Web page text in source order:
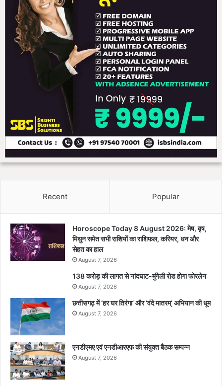
Recent Popular
Horoscope Today 8 August 2026: मेष, वृष,
मिथुन समेत सभी राशियों का राशिफल, करियर, धन और
सेहत का हाल
August 7, 2026
138 करोड़ की लागत से नांदघाट-मुंगेली रोड होगा फोरलेन
August 7, 2026
छत्तीसगढ़ में ‘हर घर तिरंगा’ और ‘वंदे मातरम्’ अभियान की धूम
August 7, 2026
एनडीएमए एवं एनडीआरएफ की संयुक्त बैठक सम्पन्न
August 7, 2026